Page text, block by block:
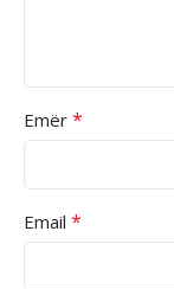
Emër *
Email *